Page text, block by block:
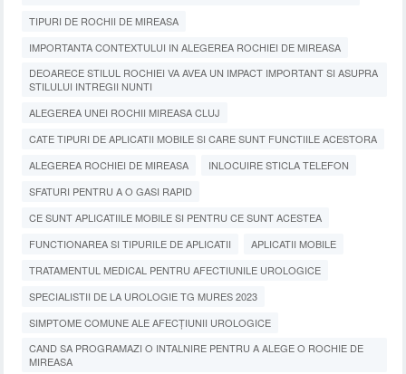
TIPURI DE ROCHII DE MIREASA
IMPORTANTA CONTEXTULUI IN ALEGEREA ROCHIEI DE MIREASA
DEOARECE STILUL ROCHIEI VA AVEA UN IMPACT IMPORTANT SI ASUPRA
STILULUI INTREGII NUNTI
ALEGEREA UNEI ROCHII MIREASA CLUJ
CATE TIPURI DE APLICATII MOBILE SI CARE SUNT FUNCTIILE ACESTORA
ALEGEREA ROCHIEI DE MIREASA
INLOCUIRE STICLA TELEFON
SFATURI PENTRU A O GASI RAPID
CE SUNT APLICATIILE MOBILE SI PENTRU CE SUNT ACESTEA
FUNCTIONAREA SI TIPURILE DE APLICATII
APLICATII MOBILE
TRATAMENTUL MEDICAL PENTRU AFECTIUNILE UROLOGICE
SPECIALISTII DE LA UROLOGIE TG MURES 2023
SIMPTOME COMUNE ALE AFECȚIUNII UROLOGICE
CAND SA PROGRAMAZI O INTALNIRE PENTRU A ALEGE O ROCHIE DE
MIREASA